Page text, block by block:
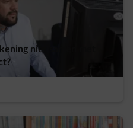
niet samen met